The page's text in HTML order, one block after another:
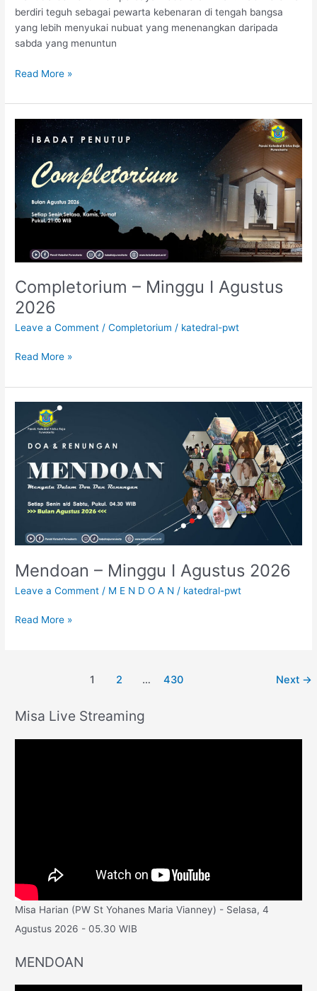
berdiri teguh sebagai pewarta kebenaran di tengah bangsa
yang lebih menyukai nubuat yang menenangkan daripada
sabda yang menuntun
Read More »
Completorium – Minggu I Agustus
2026
Leave a Comment /Completorium / katedral-pwt
Completorium
Minggu
Agustus
2026
Read More »
Mendoan – Minggu I Agustus 2026
Leave a Comment / M E N D O A N / katedral-pwt
Mendoan
Minggu
Agustus
2026
Read More »
1 2 … 430 Next →
Misa Live Streaming
Misa Harian (PW St Yohanes Maria Vianney) - Selasa, 4
Agustus 2026 - 05.30 WIB
MENDOAN